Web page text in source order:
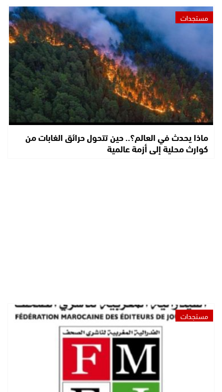
مستجدات
ماذا يحدث في العالم؟.. حين تتحول حرائق الغابات من
كوارث محلية إلى أزمة عالمية
مستجدات